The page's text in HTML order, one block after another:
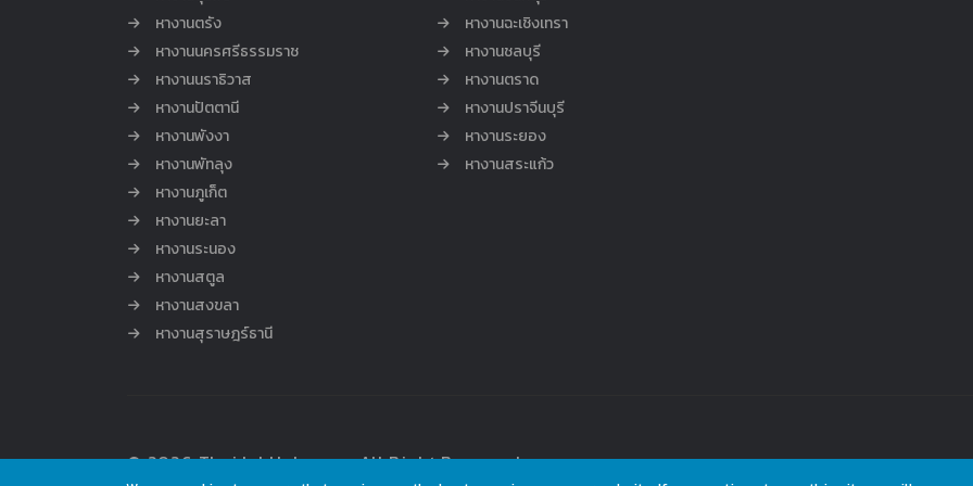
หางานตรัง
หางานนครศรีธรรมราช
หางานนราธิวาส
หางานปัตตานี
หางานพังงา
หางานพัทลุง
หางานภูเก็ต
หางานยะลา
หางานระนอง
หางานสตูล
หางานสงขลา
หางานสุราษฎร์ธานี
หางานฉะเชิงเทรา
หางานชลบุรี
หางานตราด
หางานปราจีนบุรี
หางานระยอง
หางานสระแก้ว
© 2026 ThaiJobHub.com , All Right Reserved.